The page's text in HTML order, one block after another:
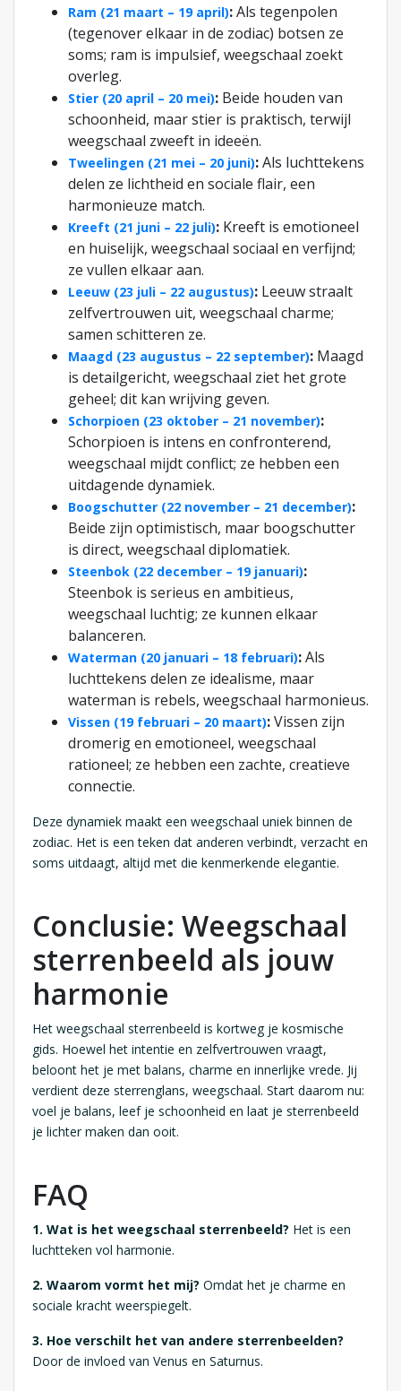
Ram (21 maart – 19 april):Als tegenpolen
(tegenover elkaar in de zodiac) botsen ze
soms; ram is impulsief, weegschaal zoekt
overleg.
Stier (20 april – 20 mei): Beide houden van
schoonheid, maar stier is praktisch, terwijl
weegschaal zweeft in ideeën.
Tweelingen (21 mei – 20 juni):Als luchttekens
delen ze lichtheid en sociale flair, een
harmonieuze match.
Kreeft (21 juni – 22 juli): Kreeft is emotioneel
en huiselijk, weegschaal sociaal en verfijnd;
ze vullen elkaar aan.
Leeuw (23 juli – 22 augustus): Leeuw straalt
zelfvertrouwen uit, weegschaal charme;
samen schitteren ze.
Maagd (23 augustus – 22 september): Maagd
is detailgericht, weegschaal ziet het grote
geheel; dit kan wrijving geven.
Schorpioen (23 oktober – 21 november):
Schorpioen is intens en confronterend,
weegschaal mijdt conflict; ze hebben een
uitdagende dynamiek.
Boogschutter (22 november – 21 december):
Beide zijn optimistisch, maar boogschutter
is direct, weegschaal diplomatiek.
Steenbok (22 december – 19 januari):
Steenbok is serieus en ambitieus,
weegschaal luchtig; ze kunnen elkaar
balanceren.
Waterman (20 januari – 18 februari):Als
luchttekens delen ze idealisme, maar
waterman is rebels, weegschaal harmonieus.
Vissen (19 februari – 20 maart):Vissen zijn
dromerig en emotioneel, weegschaal
rationeel; ze hebben een zachte, creatieve
connectie.
Deze dynamiek maakt een weegschaal uniek binnen de
zodiac. Het is een teken dat anderen verbindt, verzacht en
soms uitdaagt, altijd met die kenmerkende elegantie.
Conclusie: Weegschaal
sterrenbeeld als jouw
harmonie
Het weegschaal sterrenbeeld is kortweg je kosmische
gids. Hoewel het intentie en zelfvertrouwen vraagt,
beloont het je met balans, charme en innerlijke vrede. Jij
verdient deze sterrenglans, weegschaal. Start daarom nu:
voel je balans, leef je schoonheid en laat je sterrenbeeld
je lichter maken dan ooit.
FAQ
1. Wat is het weegschaal sterrenbeeld? Het is een
luchtteken vol harmonie.
2. Waarom vormt het mij? Omdat het je charme en
sociale kracht weerspiegelt.
3. Hoe verschilt het van andere sterrenbeelden?
Door de invloed van Venus en Saturnus.